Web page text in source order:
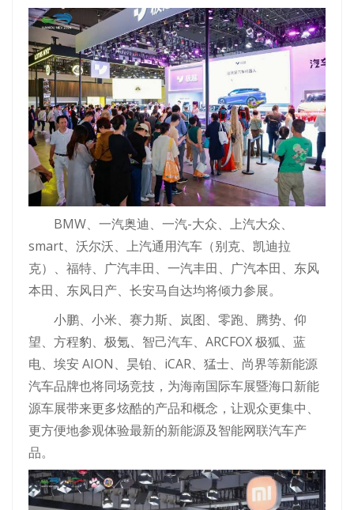
BMW、一汽奥迪、一汽-大众、上汽大众、
smart、沃尔沃、上汽通用汽车（别克、凯迪拉
克）、福特、广汽丰田、一汽丰田、广汽本田、东风
本田、东风日产、长安马自达均将倾力参展。
小鹏、小米、赛力斯、岚图、零跑、腾势、仰
望、方程豹、极氪、智己汽车、ARCFOX 极狐、蓝
电、埃安 AION、昊铂、iCAR、猛士、尚界等新能源
汽车品牌也将同场竞技，为海南国际车展暨海口新能
源车展带来更多炫酷的产品和概念，让观众更集中、
更方便地参观体验最新的新能源及智能网联汽车产
品。